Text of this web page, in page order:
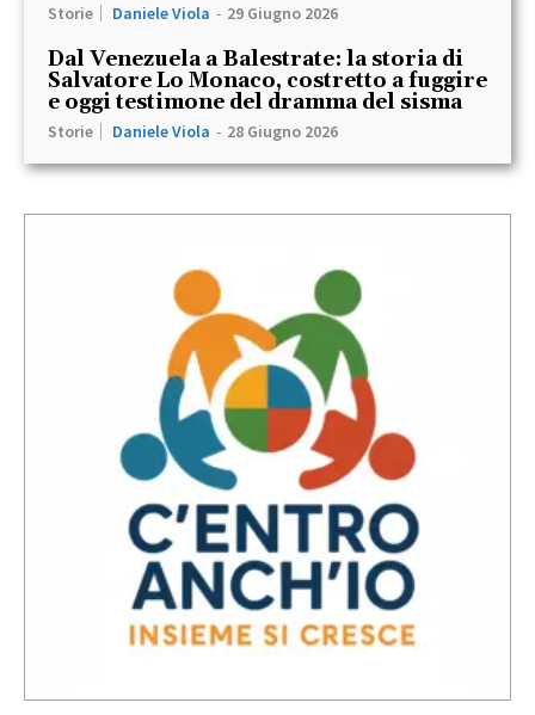
Storie Daniele Viola - 29 Giugno 2026
Dal Venezuela a Balestrate: la storia di
Salvatore Lo Monaco, costretto a fuggire
e oggi testimone del dramma del sisma
Storie Daniele Viola - 28 Giugno 2026